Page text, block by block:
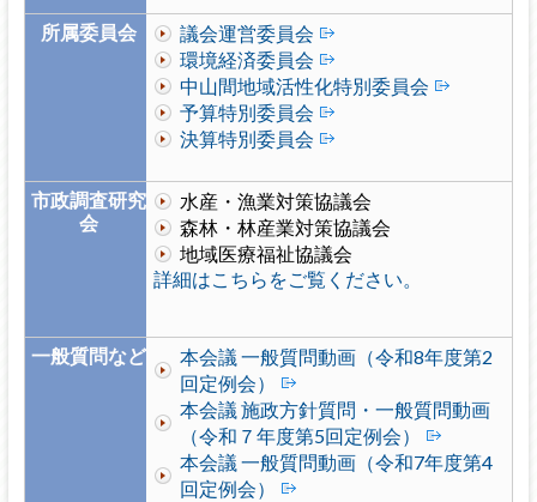
所属委員会
議会運営委員会
環境経済委員会
中山間地域活性化特別委員会
予算特別委員会
決算特別委員会
市政調査研究
会
水産・漁業対策協議会
森林・林産業対策協議会
地域医療福祉協議会
詳細はこちらをご覧ください。
一般質問など
本会議 一般質問動画（令和8年度第2
回定例会）
本会議 施政方針質問・一般質問動画
（令和７年度第5回定例会）
本会議 一般質問動画（令和7年度第4
回定例会）